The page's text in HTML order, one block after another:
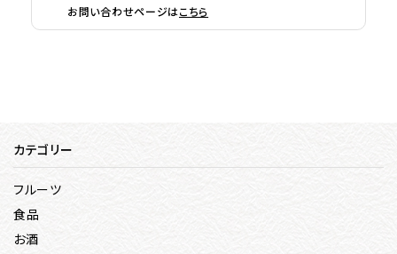
お問い合わせページはこちら
カテゴリー
フルーツ
食品
お酒